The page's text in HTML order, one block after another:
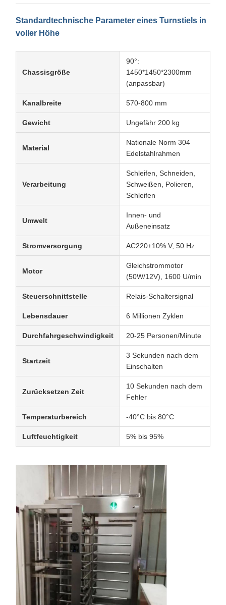
Standardtechnische Parameter eines Turnstiels in
voller Höhe
Chassisgröße
90°:
1450*1450*2300mm
(anpassbar)
Kanalbreite 570-800 mm
Gewicht Ungefähr 200 kg
Material
Nationale Norm 304
Edelstahlrahmen
Verarbeitung
Schleifen, Schneiden,
Schweißen, Polieren,
Schleifen
Umwelt
Innen- und
Außeneinsatz
Stromversorgung AC220±10% V, 50 Hz
Motor
Gleichstrommotor
(50W/12V), 1600 U/min
Steuerschnittstelle Relais-Schaltersignal
Lebensdauer 6 Millionen Zyklen
Durchfahrgeschwindigkeit 20-25 Personen/Minute
Startzeit
3 Sekunden nach dem
Einschalten
Zurücksetzen Zeit
10 Sekunden nach dem
Fehler
Temperaturbereich -40°C bis 80°C
Luftfeuchtigkeit 5% bis 95%